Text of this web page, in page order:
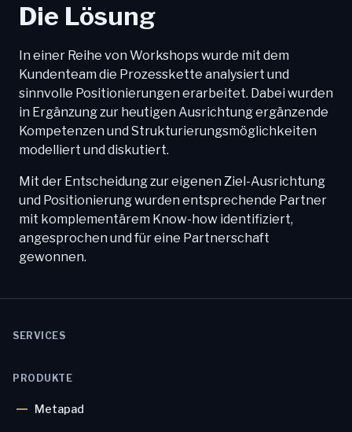
Die Lösung
In einer Reihe von Workshops wurde mit dem
Kundenteam die Prozesskette analysiert und
sinnvolle Positionierungen erarbeitet. Dabei wurden
in Ergänzung zur heutigen Ausrichtung ergänzende
Kompetenzen und Strukturierungsmöglichkeiten
modelliert und diskutiert.
Mit der Entscheidung zur eigenen Ziel-Ausrichtung
und Positionierung wurden entsprechende Partner
mit komplementärem Know-how identifiziert,
angesprochen und für eine Partnerschaft
gewonnen.
SERVICES
PRODUKTE
Metapad